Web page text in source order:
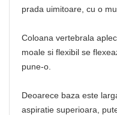
prada uimitoare, cu o
Coloana vertebrala
moale si flexibil se
pune-o.
Deoarece baza este
aspiratie superioara,